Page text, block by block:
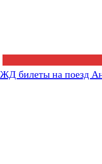
ЖД билеты на поезд